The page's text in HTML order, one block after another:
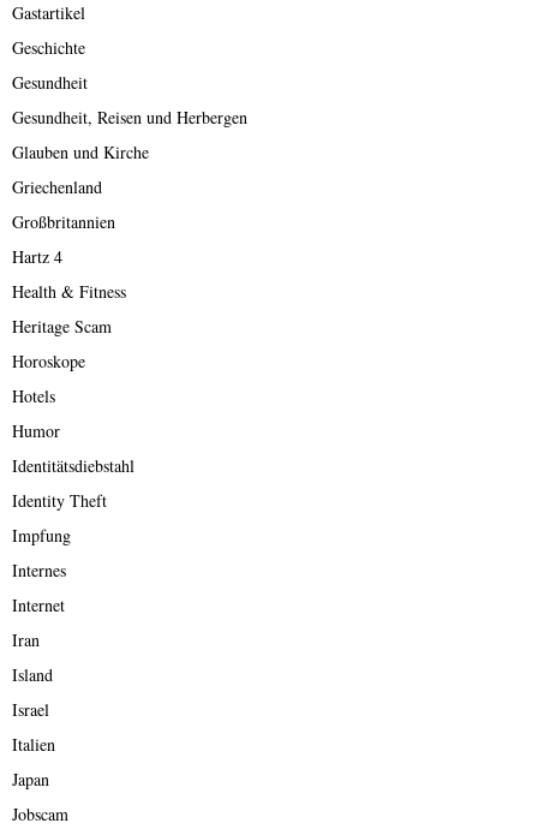
Gastartikel
Geschichte
Gesundheit
Gesundheit, Reisen und Herbergen
Glauben und Kirche
Griechenland
Großbritannien
Hartz 4
Health & Fitness
Heritage Scam
Horoskope
Hotels
Humor
Identitätsdiebstahl
Identity Theft
Impfung
Internes
Internet
Iran
Island
Israel
Italien
Japan
Jobscam